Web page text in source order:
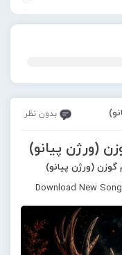
بدون نظر
(ورژن پیانو)
گوزن (ورژن پیانو)
Download New Song